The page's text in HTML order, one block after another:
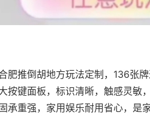
肥推倒胡地方玩法定制，136张牌
按键面板，标识清晰，触感灵敏
承重强，家用娱乐耐用省心，是